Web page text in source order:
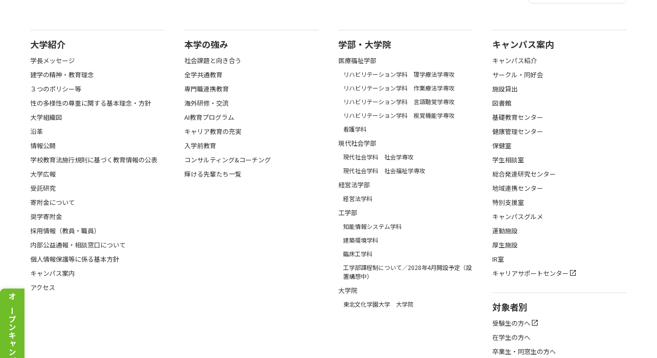
オープンキャンパス
大学紹介
学長メッセージ
建学の精神・教育理念
３つのポリシー等
性の多様性の尊重に関する基本理念・方針
大学組織図
沿革
情報公開
学校教育法施行規則に基づく教育情報の公表
大学広報
受託研究
寄附金について
奨学寄附金
採用情報（教員・職員）
内部公益通報・相談窓口について
個人情報保護等に係る基本方針
キャンパス案内
アクセス
本学の強み
社会課題と向き合う
全学共通教育
専門職連携教育
海外研修・交流
AI教育プログラム
キャリア教育の充実
入学前教育
コンサルティング&コーチング
輝ける先輩たち一覧
学部・大学院
医療福祉学部
リハビリテーション学科 理学療法学専攻
リハビリテーション学科 作業療法学専攻
リハビリテーション学科 言語聴覚学専攻
リハビリテーション学科 視覚機能学専攻
看護学科
現代社会学部
現代社会学科 社会学専攻
現代社会学科 社会福祉学専攻
経営法学部
経営法学科
工学部
知能情報システム学科
建築環境学科
臨床工学科
工学部課程制について／2028年4月開設予定（設
置構想中）
大学院
東北文化学園大学 大学院
キャンパス案内
キャンパス紹介
サークル・同好会
施設貸出
図書館
基礎教育センター
健康管理センター
保健室
学生相談室
総合発達研究センター
地域連携センター
特別支援室
キャンパスグルメ
運動施設
厚生施設
IR室
キャリアサポートセンター
対象者別
受験生の方へ
在学生の方へ
卒業生・同窓生の方へ